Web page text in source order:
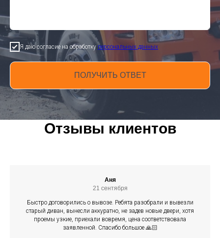
Я даю согласие на обработку персональных данных
ПОЛУЧИТЬ ОТВЕТ
Отзывы клиентов
Аня
21 сентября
Быстро договорились о вывозе. Ребята разобрали и вывезли
старый диван, вынесли аккуратно, не задев новые двери, хотя
проемы узкие, приехали вовремя, цена соответствовала
заявленной. Спасибо большое 🙏🏻